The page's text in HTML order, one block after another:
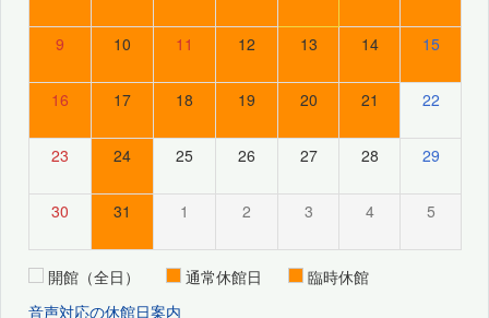
9 10 11 12 13 14 15
16 17 18 19 20 21 22
23 24 25 26 27 28 29
30 31 1 2 3 4 5
開館（全日） 通常休館日
臨時休館
音声対応の休館日案内